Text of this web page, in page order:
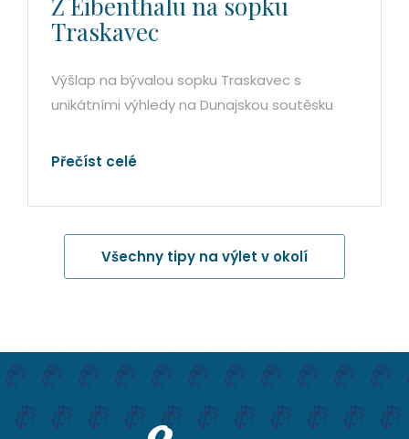
Traskavec
Výšlap na bývalou sopku Traskavec s
unikátními výhledy na Dunajskou soutěsku
Přečíst celé
Všechny tipy na výlet v okolí